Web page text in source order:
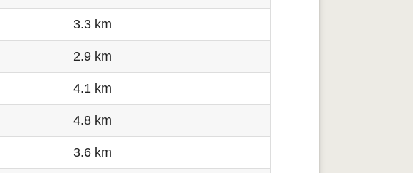
3.3 km
2.9 km
4.1 km
4.8 km
3.6 km